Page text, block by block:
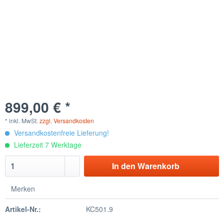
899,00 € *
* inkl. MwSt. zzgl. Versandkosten
Versandkostenfreie Lieferung!
Lieferzeit 7 Werktage
In den Warenkorb
Merken
Artikel-Nr.:
KC501.9